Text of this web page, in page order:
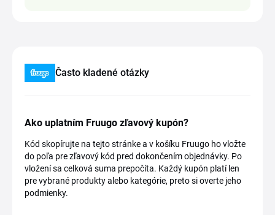
Často kladené otázky
Ako uplatním Fruugo zľavový kupón?
Kód skopírujte na tejto stránke a v košíku Fruugo ho vložte
do poľa pre zľavový kód pred dokončením objednávky. Po
vložení sa celková suma prepočíta. Každý kupón platí len
pre vybrané produkty alebo kategórie, preto si overte jeho
podmienky.